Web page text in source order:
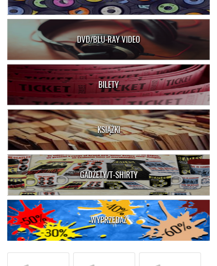
DVD/BLU-RAY VIDEO
BILETY
KSIĄŻKI
GADŻETY/T-SHIRTY
WYPRZEDAŻ